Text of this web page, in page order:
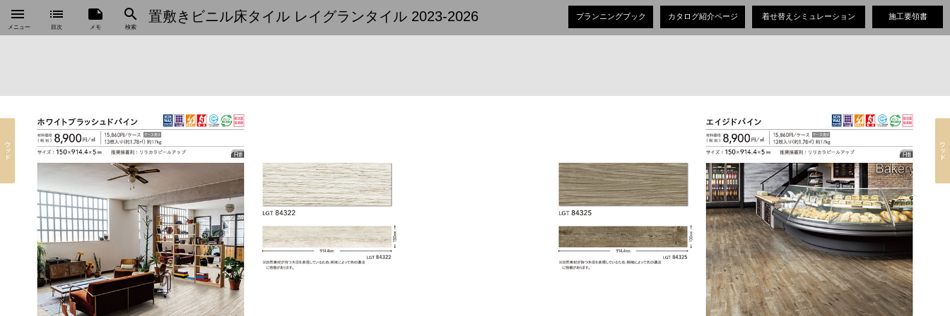
menu
メニュー
置敷きビニル床タイル レイグランタイル 2023-2026
list
目次
note
メモ
search
検索
プランニングブック カタログ紹介ページ 着せ替えシミュレーション 施工要領書